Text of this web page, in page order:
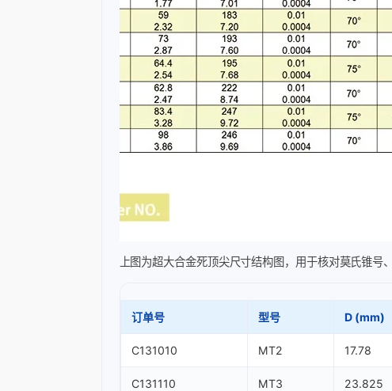
上图为超大合金死顶尖尺寸结构图，用于核对莫氏锥号
订单号
型号 D (mm)
C131010 MT2 17.78
C131110 MT3 23.825